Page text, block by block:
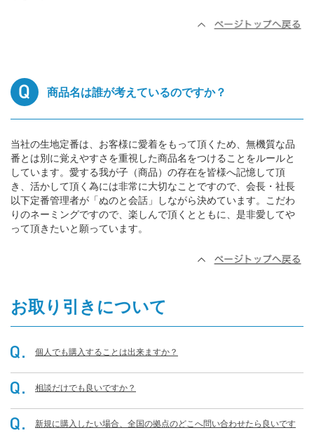
商品名は誰が考えているのですか？
当社の生地定番は、お客様に愛着をもって頂くため、無機質な品
番とは別に覚えやすさを重視した商品名をつけることをルールと
しています。愛する我が子（商品）の存在を皆様へ記憶して頂
き、活かして頂く為には非常に大切なことですので、会長・社長
以下定番管理者が「ぬのと会話」しながら決めています。こだわ
りのネーミングですので、楽しんで頂くとともに、是非愛してや
って頂きたいと願っています。
お取り引きについて
個人でも購入することは出来ますか？
相談だけでも良いですか？
新規に購入したい場合、全国の拠点のどこへ問い合わせたら良いです